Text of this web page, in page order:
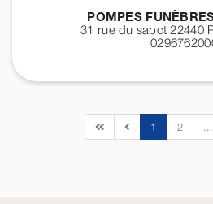
POMPES
31 rue du sabot 22440
1 2 ...